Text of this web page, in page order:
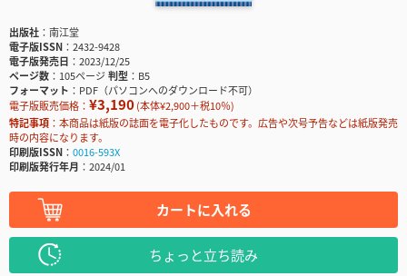
出版社
南江堂
電子版ISSN
2432-9428
電子版発売日
2023/12/25
ページ数
105ページ判型
B5
フォーマット
PDF（パソコンへのダウンロード不可）
電子版販売価格： ¥3,190(本体¥2,900＋税10％)
特記事項
本商品は紙版の誌面を電子化したものです。広告や次号予告などは紙版発売
時の内容になります。
印刷版ISSN
0016-593X
印刷版発行年月
2024/01
カートに入れる
ちょっと立ち読み